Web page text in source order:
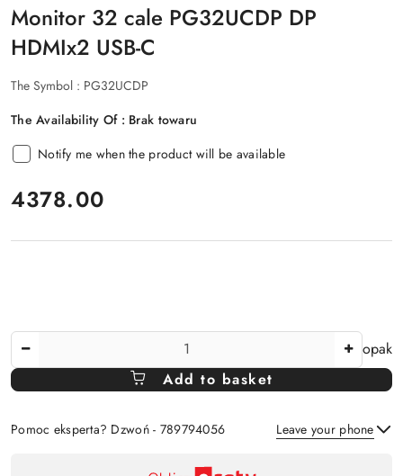
Monitor 32 cale PG32UCDP DP
HDMIx2 USB-C
The Symbol : PG32UCDP
The Availability Of : Brak towaru
Notify me when the product will be available
price:
4378.00
Of
opak
Add to basket
Pomoc eksperta? Dzwoń - 789794056 Leave your phone